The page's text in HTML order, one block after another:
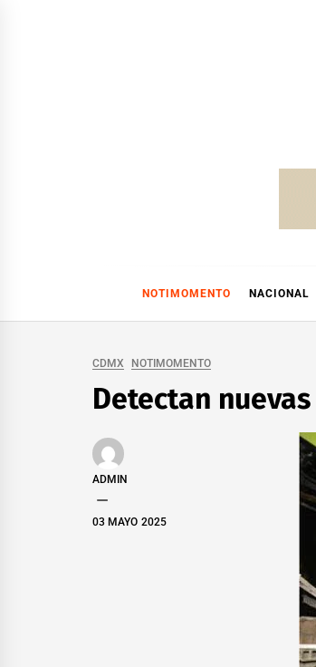
NOTIMOMENTO NACIONAL
CDMX NOTIMOMENTO
Detectan
ADMIN
03 MAYO 2025